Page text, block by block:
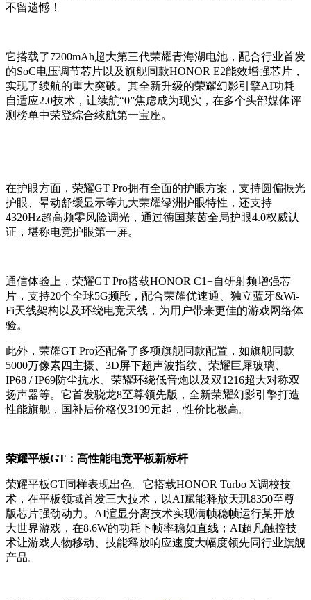
不留遗憾！
它搭载了7200mAh超大第三代荣耀青海湖电池，配合行业首发
的SoC电压调节芯片以及旗舰同款HONOR E2能效增强芯片，
实现了续航的重大突破。其全新升级的荣耀幻影引擎AI功耗
自适应2.0技术，让续航“0”焦虑成为现实，在多个头部媒体评
测榜单中荣登综合续航第一宝座。
在护眼方面，荣耀GT Pro拥有全面的护眼方案，支持圆偏振光
护眼、晕动舒缓显示等九大荣耀绿洲护眼特性，还支持
4320Hz超高频零风险调光，通过德国莱茵全局护眼4.0权威认
证，堪称电竞护眼第一屏。
通信体验上，荣耀GT Pro搭载HONOR C1+自研射频增强芯
片，支持20个全球5G频段，配合荣耀优速通、独立蓝牙&Wi-
Fi天线架构以及环绕电竞天线，为用户带来更佳的游戏网络体
验。
此外，荣耀GT Pro还配备了多项旗舰同款配置，如旗舰同款
5000万像素四主摄、3D屏下超声波指纹、荣耀巨犀玻璃、
IP68 / IP69防尘抗水、荣耀环绕低音炮以及双1216超大对称双
扬声器等。它首发骁龙8至尊领先版，全新荣耀幻影引擎打造
性能旗舰，国补后价格仅3199元起，性价比极高。
荣耀平板GT：高性能电竞平板新标杆
荣耀平板GT同样表现出色。它搭载HONOR Turbo X调校技
术，在平板领域首发三大技术，以AI赋能释放天玑8350至尊
版芯片强劲动力。AI渲显分离技术实现满帧稳帧运行某开放
大世界游戏，在8.6W的功耗下帧率稳如直线；AI超凡触控技
术让游戏人物移动、技能释放响应速度大幅度领先同行业旗舰
产品。